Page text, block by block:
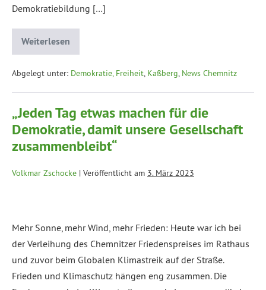
Demokratiebildung […]
Weiterlesen
Abgelegt unter: Demokratie, Freiheit, Kaßberg, News Chemnitz
„Jeden Tag etwas machen für die
Demokratie, damit unsere Gesellschaft
zusammenbleibt“
Volkmar Zschocke | Veröffentlicht am 3. März 2023
Mehr Sonne, mehr Wind, mehr Frieden: Heute war ich bei
der Verleihung des Chemnitzer Friedenspreises im Rathaus
und zuvor beim Globalen Klimastreik auf der Straße.
Frieden und Klimaschutz hängen eng zusammen. Die